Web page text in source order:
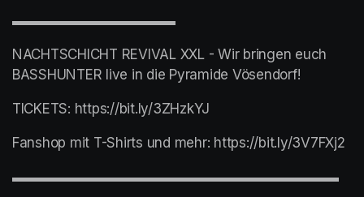
▬▬▬▬▬▬▬▬▬▬▬▬
NACHTSCHICHT REVIVAL XXL - Wir bringen euch
BASSHUNTER live in die Pyramide Vösendorf!
TICKETS: https://bit.ly/3ZHzkYJ
Fanshop mit T-Shirts und mehr: https://bit.ly/3V7FXj2
▬▬▬▬▬▬▬▬▬▬▬▬▬▬▬▬▬▬▬▬▬▬▬▬